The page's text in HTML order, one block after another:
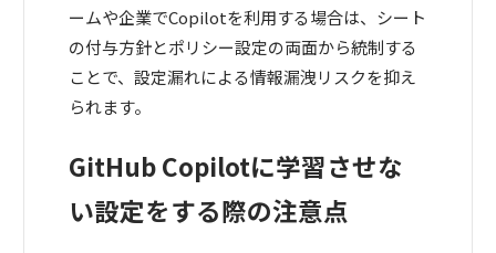
ームや企業でCopilotを利用する場合は、シート
の付与方針とポリシー設定の両面から統制する
ことで、設定漏れによる情報漏洩リスクを抑え
られます。
GitHub Copilotに学習させな
い設定をする際の注意点